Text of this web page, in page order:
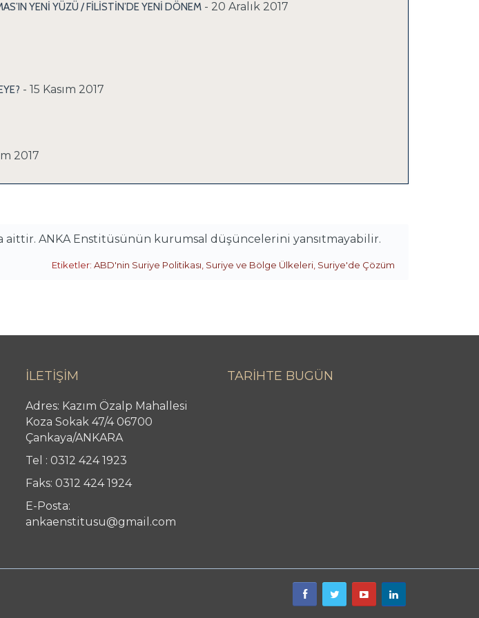
YENİ YÜZÜ / FİLİSTİN’DE YENİ DÖNEM - 20 Aralık 2017
- 15 Kasım 2017
2017
aittir. ANKA Enstitüsünün kurumsal düşüncelerini yansıtmayabilir.
Etiketler: ABD'nin Suriye Politikası Suriye ve Bölge Ülkeleri Suriye'de Çözüm
İLETİŞİM
Adres: Kazım Özalp Mahallesi
Koza Sokak 47/4 06700
Çankaya/ANKARA
Tel : 0312 424 1923
Faks: 0312 424 1924
E-Posta:
ankaenstitusu@gmail.com
TARİHTE BUGÜN